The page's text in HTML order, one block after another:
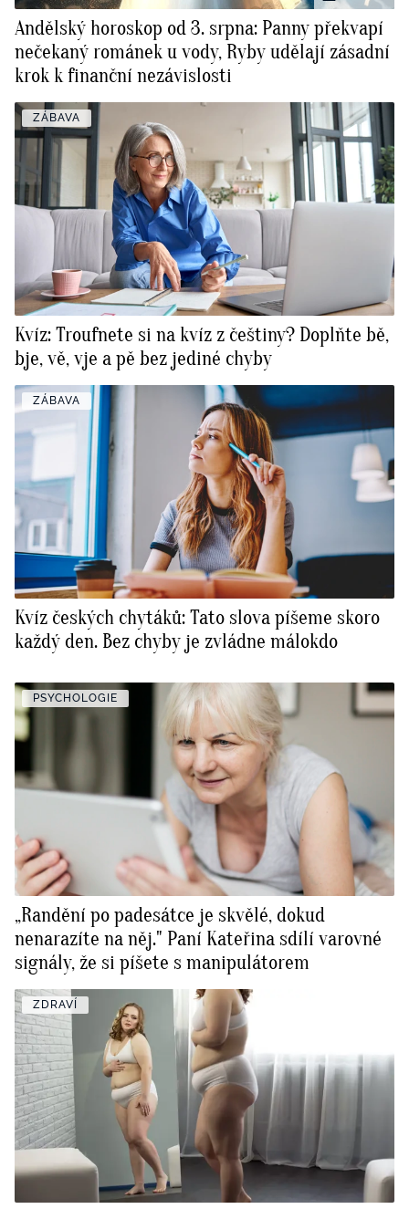
Andělský horoskop od 3. srpna: Panny překvapí
nečekaný románek u vody, Ryby udělají zásadní
krok k finanční nezávislosti
ZÁBAVA
Kvíz: Troufnete si na kvíz z češtiny? Doplňte bě,
bje, vě, vje a pě bez jediné chyby
ZÁBAVA
Kvíz českých chytáků: Tato slova píšeme skoro
každý den. Bez chyby je zvládne málokdo
PSYCHOLOGIE
„Randění po padesátce je skvělé, dokud
nenarazíte na něj." Paní Kateřina sdílí varovné
signály, že si píšete s manipulátorem
ZDRAVÍ